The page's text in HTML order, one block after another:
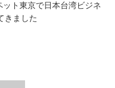
ト東京で日本台湾ビジネ
きました